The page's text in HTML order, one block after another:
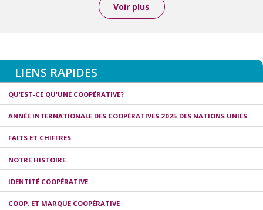
Voir plus
LIENS RAPIDES
QU'EST-CE QU'UNE COOPÉRATIVE?
ANNÉE INTERNATIONALE DES COOPÉRATIVES 2025 DES NATIONS UNIES
FAITS ET CHIFFRES
NOTRE HISTOIRE
IDENTITÉ COOPÉRATIVE
COOP. ET MARQUE COOPÉRATIVE